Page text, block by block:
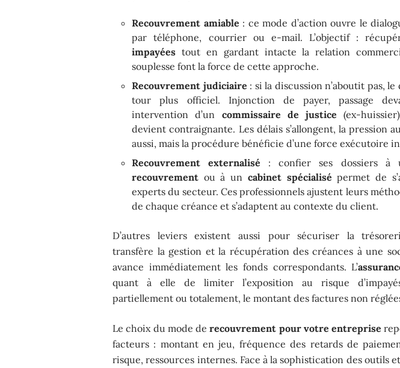
Recouvrement amiable : ce mode d’action ouvre le
par téléphone, courrier ou e-mail. L’objectif :
impayées tout en gardant intacte la relation
souplesse font la force de cette approche.
Recouvrement judiciaire : si la discussion n’aboutit pas,
tour plus officiel. Injonction de payer, passage
intervention d’un commissaire de justice (ex-
devient contraignante. Les délais s’allongent, la pression
aussi, mais la procédure bénéficie d’une force exécutoire
Recouvrement externalisé : confier ses dossiers à
recouvrement ou à un cabinet spécialisé permet de
experts du secteur. Ces professionnels ajustent leurs
de chaque créance et s’adaptent au contexte du client.
D’autres leviers existent aussi pour sécuriser la
transfère la gestion et la récupération des créances à une
avance immédiatement les fonds correspondants. L’
quant à elle de limiter l’exposition au risque
partiellement ou totalement, le montant des factures non
Le choix du mode derecouvrement pour votre entreprise
facteurs : montant en jeu, fréquence des retards de
risque, ressources internes. Face à la sophistication des outils